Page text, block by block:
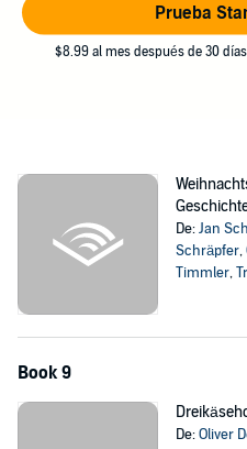
Prueba
$8.99 al mes después de 30
De:Jan
Schräpfer,
Timmler,
Book 9
De:Oliver